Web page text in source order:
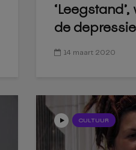
de
14 maart 2020
CULTUUR